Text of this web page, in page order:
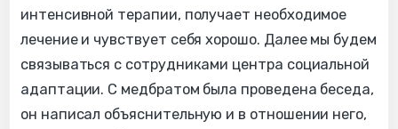
интенсивной терапии, получает необходимое
лечение и чувствует себя хорошо. Далее мы будем
связываться с сотрудниками центра социальной
адаптации. С медбратом была проведена беседа,
он написал объяснительную и в отношении него,